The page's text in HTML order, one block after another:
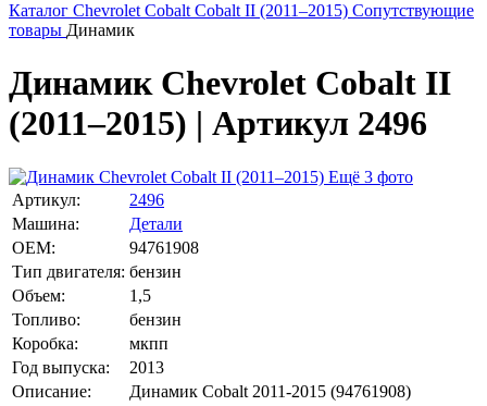
Каталог Chevrolet Cobalt Cobalt II (2011–2015) Сопутствующие
товары Динамик
Динамик Chevrolet Cobalt II
(2011–2015) | Артикул 2496
Ещё 3 фото
Артикул:
2496
Машина:
Детали
OEM:
94761908
Тип двигателя: бензин
Объем:
1,5
Топливо:
бензин
Коробка:
мкпп
Год выпуска:
2013
Описание:
Динамик Cobalt 2011-2015 (94761908)